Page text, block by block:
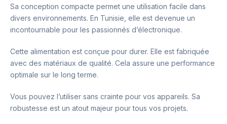
Sa conception compacte permet une utilisation facile dans
divers environnements. En Tunisie, elle est devenue un
incontournable pour les passionnés d’électronique.
Cette alimentation est conçue pour durer. Elle est fabriquée
avec des matériaux de qualité. Cela assure une performance
optimale sur le long terme.
Vous pouvez l’utiliser sans crainte pour vos appareils. Sa
robustesse est un atout majeur pour tous vos projets.